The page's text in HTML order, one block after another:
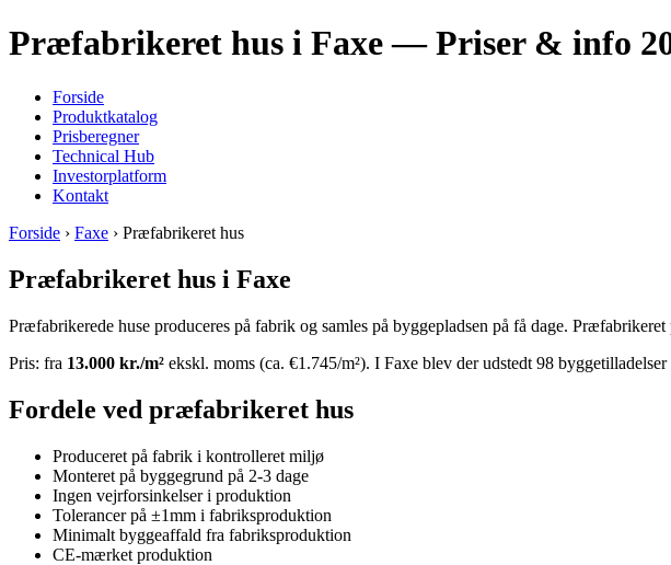
Præfabrikeret hus i Faxe — Priser & info
Forside
Produktkatalog
Prisberegner
Technical Hub
Investorplatform
Kontakt
Forside › Faxe › Præfabrikeret hus
Præfabrikeret hus i Faxe
Præfabrikerede huse produceres på fabrik og samles på byggepladsen på få dage.
Pris: fra 13.000 kr./m² ekskl. moms (ca. €1.745/m²). I Faxe blev der udstedt 98
Fordele ved præfabrikeret hus
Produceret på fabrik i kontrolleret miljø
Monteret på byggegrund på 2-3 dage
Ingen vejrforsinkelser i produktion
Tolerancer på ±1mm i fabriksproduktion
Minimalt byggeaffald fra fabriksproduktion
CE-mærket produktion